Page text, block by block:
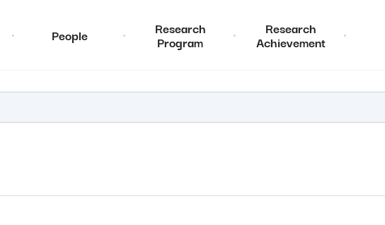
People Research
Program
Research
Achievement